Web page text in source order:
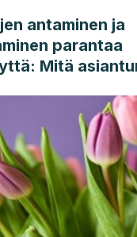
antaminen ja
parantaa
Mitä